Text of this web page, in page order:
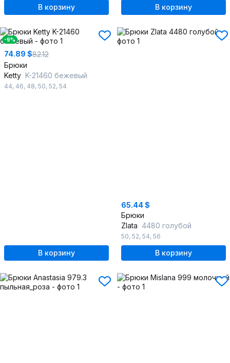
В корзину В корзину
-9%
74.89 $82.12
Брюки
Ketty K-21460 бежевый
44, 46, 48, 50, 52, 54
В корзину
65.44 $
Брюки
Zlata 4480 голубой
50, 52, 54, 56
В корзину